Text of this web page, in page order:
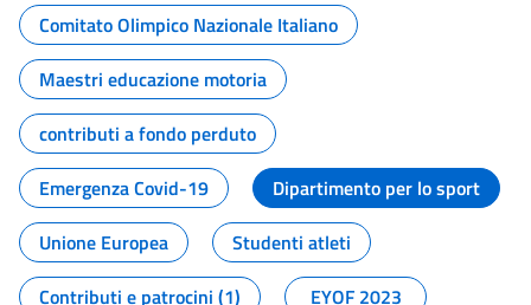
Comitato Olimpico Nazionale Italiano
Maestri educazione motoria
contributi a fondo perduto
Emergenza Covid-19
Dipartimento per lo sport
Unione Europea
Studenti atleti
Contributi e patrocini (1)
EYOF 2023